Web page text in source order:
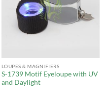
LOUPES & MAGNIFIERS
S-1739 Motif Eyeloupe with UV
and Daylight